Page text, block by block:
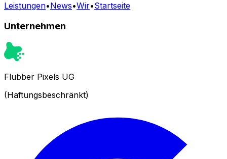
Leistungen•News•Wir•Startseite
Unternehmen
Flubber Pixels UG
(Haftungsbeschränkt)